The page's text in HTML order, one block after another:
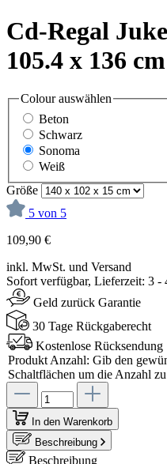
Cd-Regal
105.4 x 136
Colourauswählen
Beton
Schwarz
Sonoma
Weiß
Größe
5 von 5
109,90 €
inkl. MwSt. und Versand
Sofort verfügbar, Lieferzeit: 3 -
Geld zurück Garantie
30 Tage Rückgaberecht
Kostenlose Rücksendung
Produkt Anzahl: Gib den
Schaltflächen um die Anzahl
In den Warenkorb
Beschreibung
Beschreibung